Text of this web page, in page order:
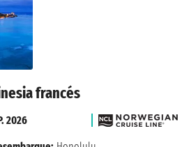
francés
2026